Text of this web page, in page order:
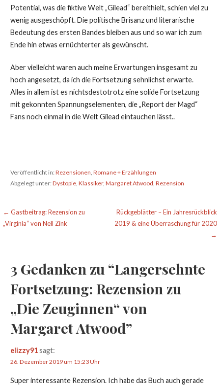
Potential, was die fiktive Welt „Gilead“ bereithielt, schien viel zu
wenig ausgeschöpft. Die politische Brisanz und literarische
Bedeutung des ersten Bandes bleiben aus und so war ich zum
Ende hin etwas ernüchterter als gewünscht.
Aber vielleicht waren auch meine Erwartungen insgesamt zu
hoch angesetzt, da ich die Fortsetzung sehnlichst erwarte.
Alles in allem ist es nichtsdestotrotz eine solide Fortsetzung
mit gekonnten Spannungselementen, die „Report der Magd“
Fans noch einmal in die Welt Gilead eintauchen lässt..
Veröffentlicht in:Rezensionen, Romane + Erzählungen
Abgelegt unter:Dystopie, Klassiker, Margaret Atwood, Rezension
Beitragsnavigation
← Gastbeitrag: Rezension zu
„Virginia“ von Nell Zink
Rückgeblätter – Ein Jahresrückblick
2019 & eine Überraschung für 2020
→
3 Gedanken zu “Langersehnte
Fortsetzung: Rezension zu
„Die Zeuginnen“ von
Margaret Atwood”
elizzy91sagt:
26. Dezember 2019 um 15:23 Uhr
Super interessante Rezension. Ich habe das Buch auch gerade